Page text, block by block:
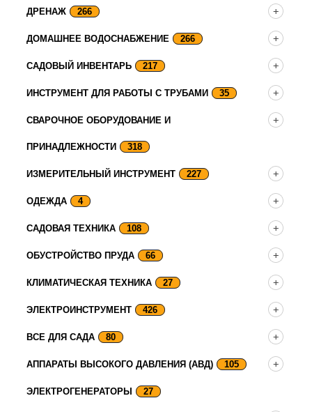
ДРЕНАЖ 266
ДОМАШНЕЕ ВОДОСНАБЖЕНИЕ 266
САДОВЫЙ ИНВЕНТАРЬ 217
ИНСТРУМЕНТ ДЛЯ РАБОТЫ С ТРУБАМИ 35
СВАРОЧНОЕ ОБОРУДОВАНИЕ И
ПРИНАДЛЕЖНОСТИ 318
ИЗМЕРИТЕЛЬНЫЙ ИНСТРУМЕНТ 227
ОДЕЖДА 4
САДОВАЯ ТЕХНИКА 108
ОБУСТРОЙСТВО ПРУДА 66
КЛИМАТИЧЕСКАЯ ТЕХНИКА 27
ЭЛЕКТРОИНСТРУМЕНТ 426
ВСЕ ДЛЯ САДА 80
АППАРАТЫ ВЫСОКОГО ДАВЛЕНИЯ (АВД) 105
ЭЛЕКТРОГЕНЕРАТОРЫ 27